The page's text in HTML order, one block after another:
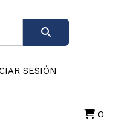
SESIÓN
0